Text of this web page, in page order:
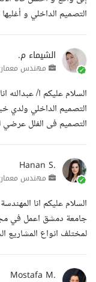
التصميم الداخلي و
الشيماء م.
مهندس
التصميم الداخلي ولدي
التصميم فى الفلل
Hanan S.
مهندس
السلام عليكم انا
جامعة دمشق اعمل في
لمختلف انواع المشاريع
Mostafa M.